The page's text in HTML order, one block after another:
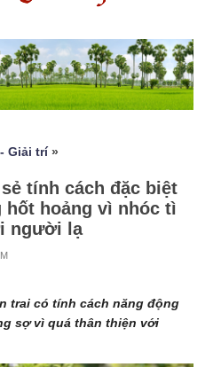
Giải trí»
tính cách đặc biệt
hoảng vì nhóc tì
người lạ
trai có tính cách năng động
sợ vì quá thân thiện với